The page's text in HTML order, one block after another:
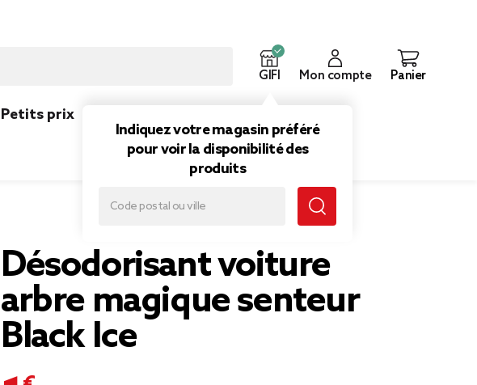
GIFI
Indiquez votre magasin préféré
pour voir la disponibilité des
produits
Mon compte Panier
Petits prix
Désodorisant voiture
arbre magique senteur
Black Ice
1,29 €